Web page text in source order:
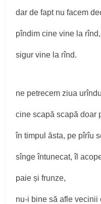
dar de fapt nu facem
pîndim cine vine la
sigur vine la rînd.
ne petrecem ziua
cine scapă scapă doar
în timpul ăsta, pe pîrîu
sînge întunecat, îl
paie și frunze,
nu-i bine să afle vecinii